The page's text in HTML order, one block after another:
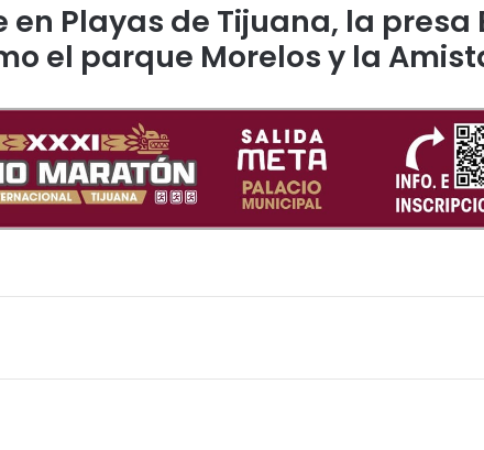
Playas de Tijuana, la presa
el parque Morelos y la